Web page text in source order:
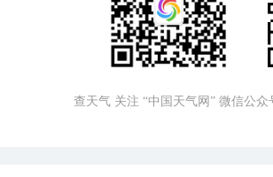
查天气 关注 “中国天气网” 微信公众